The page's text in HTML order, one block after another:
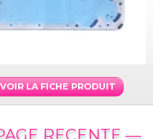
VOIR LA FICHE PRODUIT
RECENTE —